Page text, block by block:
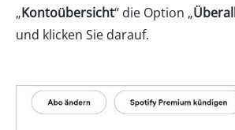
„Kontoübersicht“ die Option „
und klicken Sie darauf.